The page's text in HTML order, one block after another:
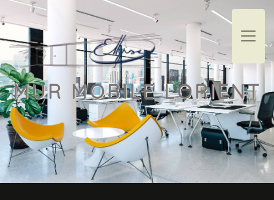
Panneau de gestion des cookies
MUR MOBILE LORIENT